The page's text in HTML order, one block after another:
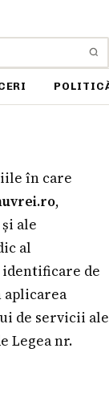
în care
,
ale
al
de
aplicarea
de servicii ale
Legea nr.